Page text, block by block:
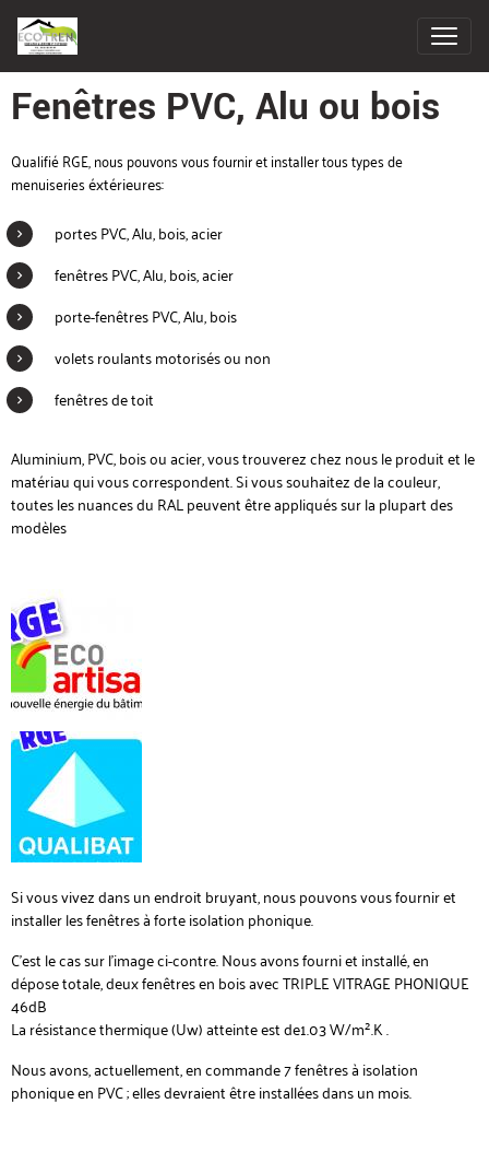
Fenêtres PVC, Alu ou bois
Qualifié RGE, nous pouvons vous fournir et installer tous types de
menuiserieséxtérieures:
portes PVC, Alu, bois, acier
fenêtresPVC, Alu, bois, acier
porte-fenêtresPVC, Alu, bois
volets roulants motorisés ou non
fenêtres de toit
Aluminium, PVC, bois ou acier, vous trouverez chez nous le produit et le
matériau qui vous correspondent. Si vous souhaitez de la couleur,
toutes les nuances du RAL peuvent être appliqués sur la plupart des
modèles
Si vous vivez dans un endroit bruyant, nous pouvons vous fournir et
installer les fenêtres à forte isolation phonique.
C'est le cas sur l'image ci-contre. Nous avons fourni et installé, en
dépose totale, deux fenêtres en bois avec TRIPLE VITRAGE PHONIQUE
46dB
La résistance thermique (Uw) atteinte est de1.03 W/m².K .
Nous avons, actuellement, en commande 7 fenêtres à isolation
phonique en PVC ; elles devraient être installées dans un mois.